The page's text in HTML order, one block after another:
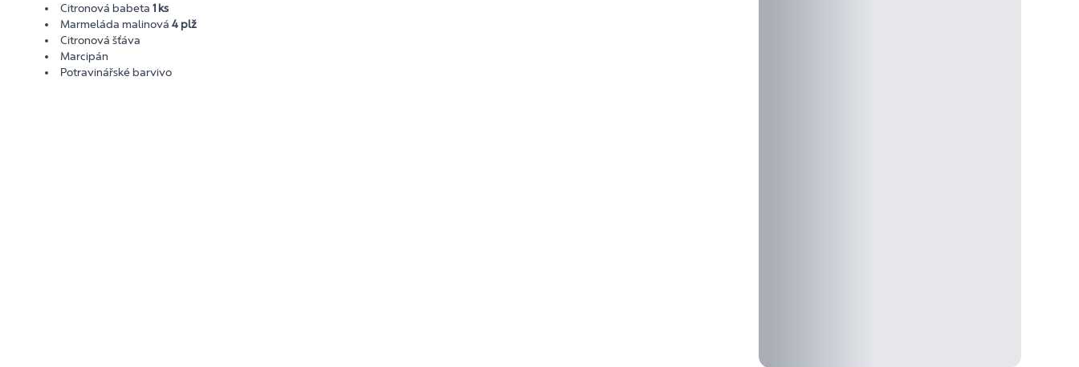
Citronová babeta1 ks
Marmeláda malinová4 plž
Citronová šťáva
Marcipán
Potravinářské barvivo